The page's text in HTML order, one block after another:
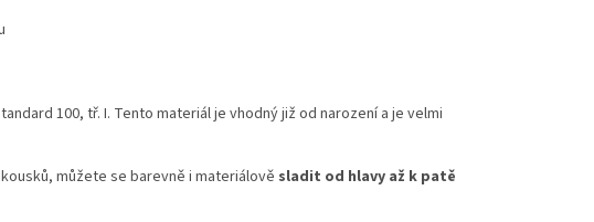
100, tř. I. Tento materiál je vhodný již od narození a je velmi
můžete se barevně i materiálově sladit od hlavy až k patě